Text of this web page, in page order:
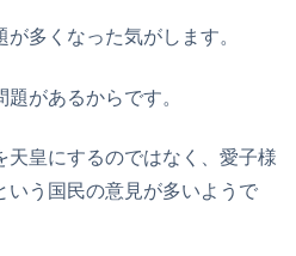
多くなった気がします。
があるからです。
天皇にするのではなく、愛子様
いう国民の意見が多いようで